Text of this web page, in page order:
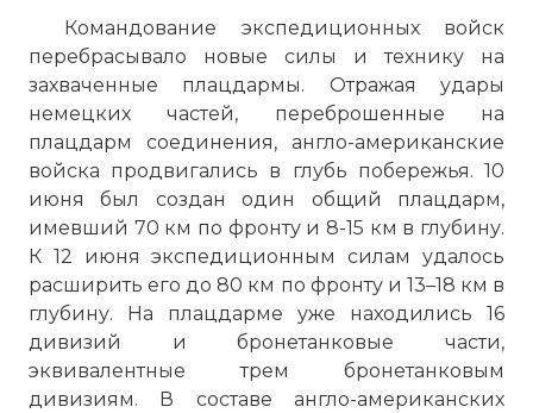
Командование экспедиционных войск
перебрасывало новые силы и технику на
захваченные плацдармы. Отражая удары
немецких частей, переброшенные на
плацдарм соединения, англо-американские
войска продвигались в глубь побережья. 10
июня был создан один общий плацдарм,
имевший 70 км по фронту и 8-15 км в глубину.
К 12 июня экспедиционным силам удалось
расширить его до 80 км по фронту и 13–18 км в
глубину. На плацдарме уже находились 16
дивизий и бронетанковые части,
эквивалентные трем бронетанковым
дивизиям. В составе англо-американских